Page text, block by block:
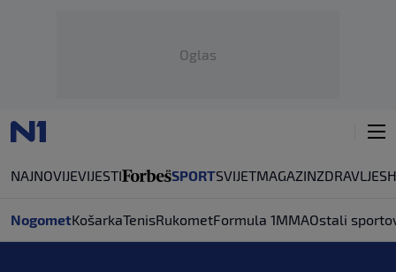
Oglas
NAJNOVIJEVIJESTI SPORTSVIJETMAGAZINZDRAVLJE
NogometKošarkaTenisRukometFormula 1MMAOstali